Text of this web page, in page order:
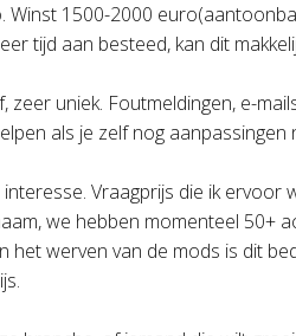
1500-2000
tijd aan besteed, kan dit
zeer uniek. Foutmeldingen, e-
als je zelf nog aanpassingen
Vraagprijs die ik ervoor
we hebben momenteel 50+
het werven van de mods is dit